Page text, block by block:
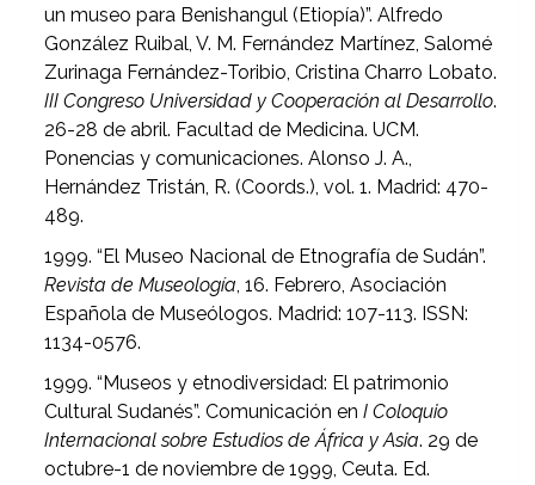
un museo para Benishangul (Etiopía)”. Alfredo
González Ruibal, V. M. Fernández Martínez, Salomé
Zurinaga Fernández-Toribio, Cristina Charro Lobato.
III Congreso Universidad y Cooperación al Desarrollo.
26-28 de abril. Facultad de Medicina. UCM.
Ponencias y comunicaciones. Alonso J. A.,
Hernández Tristán, R. (Coords.), vol. 1. Madrid: 470-
489.
1999. “El Museo Nacional de Etnografía de Sudán”.
Revista de Museología, 16. Febrero, Asociación
Española de Museólogos. Madrid: 107-113. ISSN:
1134-0576.
1999. “Museos y etnodiversidad: El patrimonio
Cultural Sudanés”. Comunicación enI Coloquio
Internacional sobre Estudios de África y Asia. 29 de
octubre-1 de noviembre de 1999, Ceuta. Ed.